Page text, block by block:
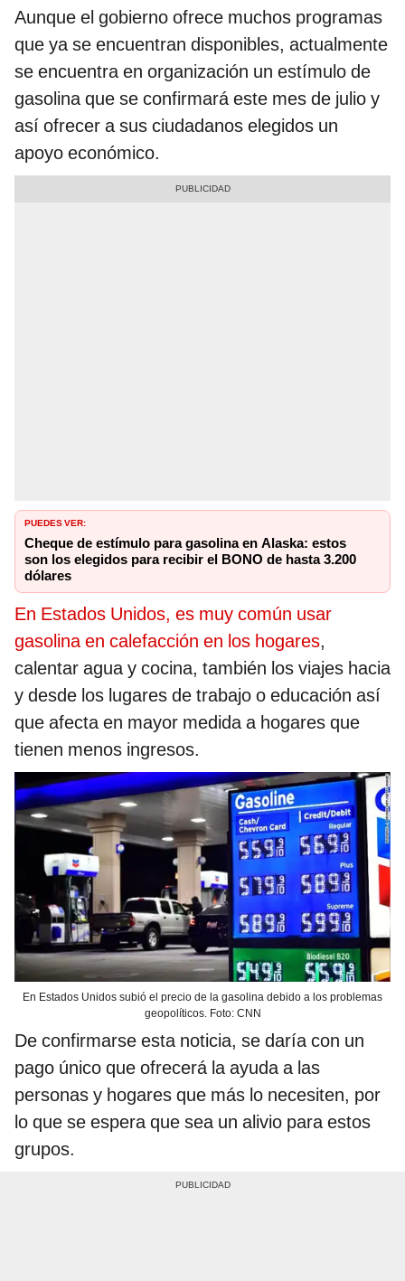
Aunque el gobierno ofrece muchos programas
que ya se encuentran disponibles, actualmente
se encuentra en organización un estímulo de
gasolina que se confirmará este mes de julio y
así ofrecer a sus ciudadanos elegidos un
apoyo económico.
PUEDES VER:
Cheque de estímulo para gasolina en Alaska: estos
son los elegidos para recibir el BONO de hasta 3.200
dólares
En Estados Unidos, es muy común usar
gasolina en calefacción en los hogares,
calentar agua y cocina, también los viajes hacia
y desde los lugares de trabajo o educación así
que afecta en mayor medida a hogares que
tienen menos ingresos.
En Estados Unidos subió el precio de la gasolina debido a los problemas
geopolíticos. Foto: CNN
De confirmarse esta noticia, se daría con un
pago único que ofrecerá la ayuda a las
personas y hogares que más lo necesiten, por
lo que se espera que sea un alivio para estos
grupos.